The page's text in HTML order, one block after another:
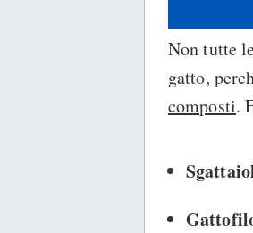
Non tutte
gatto,
composti.